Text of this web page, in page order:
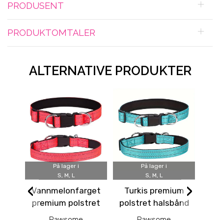
PRODUSENT
PRODUKTOMTALER
ALTERNATIVE PRODUKTER
På lager i
S, M, L
Vannmelonfarget
premium polstret
halsbånd med
På lager i
S, M, L
Turkis premium
polstret halsbånd
med refleks og
‹ ›